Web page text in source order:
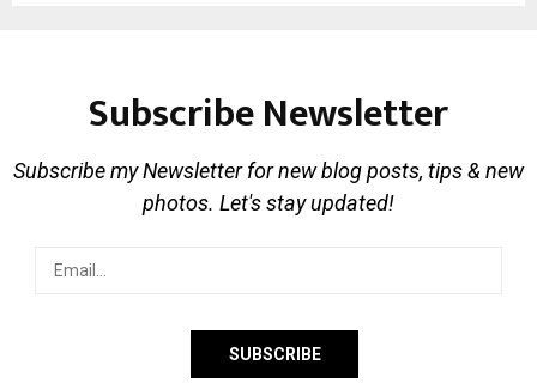
Subscribe Newsletter
Subscribe my Newsletter for new blog posts, tips & new
photos. Let's stay updated!